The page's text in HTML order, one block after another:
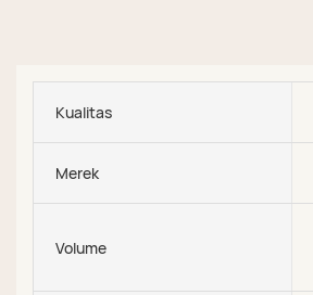
Kualitas
Merek
Volume